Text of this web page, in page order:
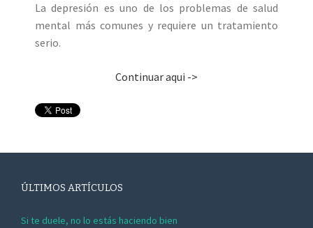
La depresión es uno de los problemas de salud
mental más comunes y requiere un tratamiento
serio.
Continuar aqui ->
ÚLTIMOS ARTÍCULOS
Si te duele, no lo estás haciendo bien